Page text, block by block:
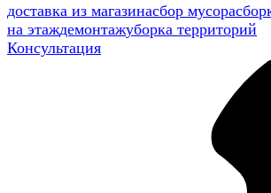
доставка из магазинасбор мусора
на этаждемонтажуборка территорий
Консультация